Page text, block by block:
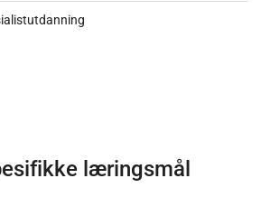
læringsmål